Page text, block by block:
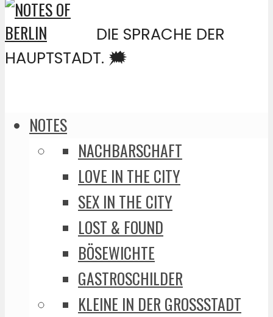
DIE SPRACHE DER
HAUPTSTADT. 🗯️
NOTES
NACHBARSCHAFT
LOVE IN THE CITY
SEX IN THE CITY
LOST & FOUND
BÖSEWICHTE
GASTROSCHILDER
KLEINE IN DER GROSSSTADT